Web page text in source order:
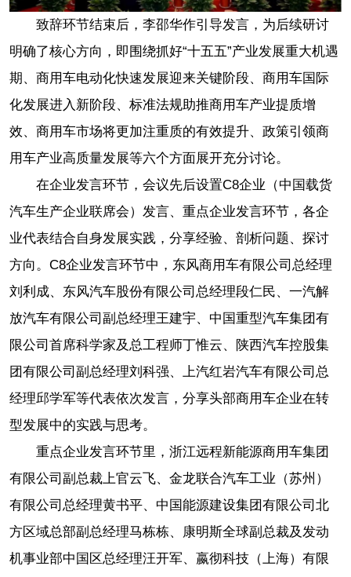
致辞环节结束后，李邵华作引导发言，为后续研讨
明确了核心方向，即围绕抓好“十五五”产业发展重大机遇
期、商用车电动化快速发展迎来关键阶段、商用车国际
化发展进入新阶段、标准法规助推商用车产业提质增
效、商用车市场将更加注重质的有效提升、政策引领商
用车产业高质量发展等六个方面展开充分讨论。
在企业发言环节，会议先后设置C8企业（中国载货
汽车生产企业联席会）发言、重点企业发言环节，各企
业代表结合自身发展实践，分享经验、剖析问题、探讨
方向。C8企业发言环节中，东风商用车有限公司总经理
刘利成、东风汽车股份有限公司总经理段仁民、一汽解
放汽车有限公司副总经理王建宇、中国重型汽车集团有
限公司首席科学家及总工程师丁惟云、陕西汽车控股集
团有限公司副总经理刘科强、上汽红岩汽车有限公司总
经理邱学军等代表依次发言，分享头部商用车企业在转
型发展中的实践与思考。
重点企业发言环节里，浙江远程新能源商用车集团
有限公司副总裁上官云飞、金龙联合汽车工业（苏州）
有限公司总经理黄书平、中国能源建设集团有限公司北
方区域总部副总经理马栋栋、康明斯全球副总裁及发动
机事业部中国区总经理汪开军、嬴彻科技（上海）有限